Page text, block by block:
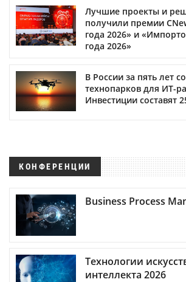
Лучшие проекты и
получили премии
года 2026» и
года 2026»
В России за пять лет
технопарков для ИТ-
Инвестиции составят
КОНФЕРЕНЦИИ
Business Process
Технологии
интеллекта 2026